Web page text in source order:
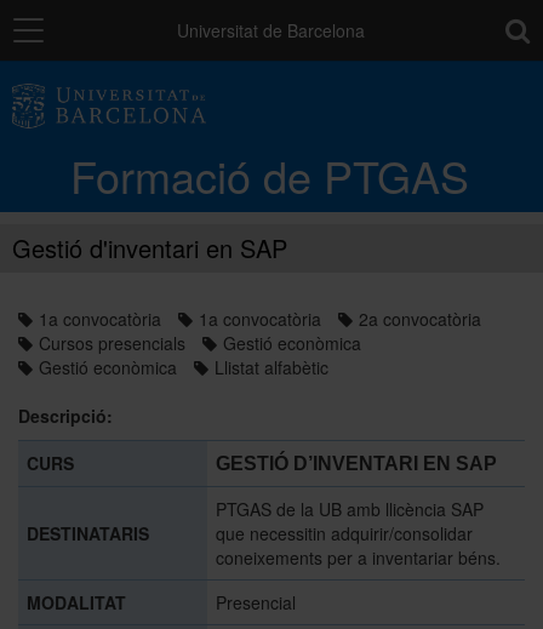
Navegació Universitat de Barcelona
Formació de PTGAS
Catàleg de la formació del PTGAS
Normativa
Autoaprenentatge
Ajuts
Històric i memòries
Gestió d'inventari en SAP
1a convocatòria 1a convocatòria
2a convocatòria
Cursos presencials
Gestió econòmica
Gestió econòmica
Llistat alfabètic
Descripció:
CURS
GESTIÓ D’INVENTARI EN SAP
DESTINATARIS
PTGAS de la UB amb llicència SAP
que necessitin adquirir/consolidar
coneixements per a inventariar béns.
MODALITAT
Presencial